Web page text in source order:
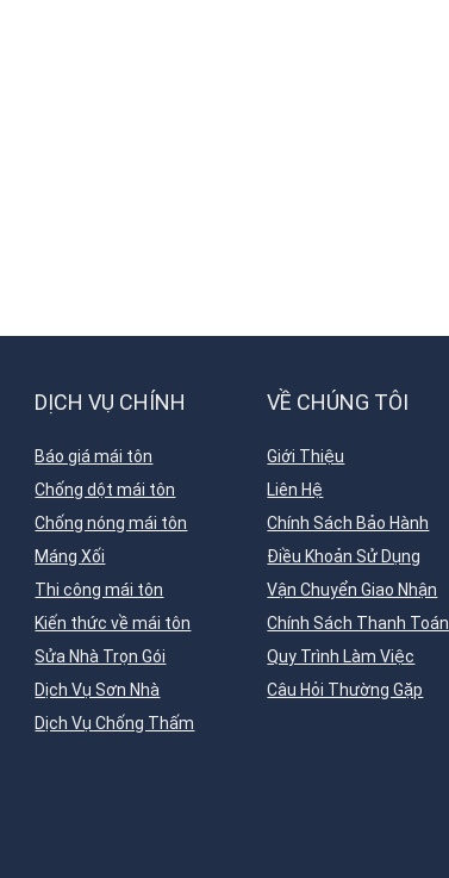
DỊCH VỤ CHÍNH
Báo giá mái tôn
Chống dột mái tôn
Chống nóng mái tôn
Máng Xối
Thi công mái tôn
Kiến thức về mái tôn
Sửa Nhà Trọn Gói
Dịch Vụ Sơn Nhà
Dịch Vụ Chống Thấm
VỀ CHÚNG TÔI
Giới Thiệu
Liên Hệ
Chính Sách Bảo Hành
Điều Khoản Sử Dụng
Vận Chuyển Giao Nhận
Chính Sách Thanh Toán
Quy Trình Làm Việc
Câu Hỏi Thường Gặp